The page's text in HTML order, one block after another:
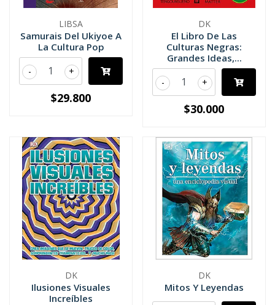
LIBSA
Samurais Del Ukiyoe A
La Cultura Pop
+
-
$29.800
DK
El Libro De Las
Culturas Negras:
Grandes Ideas,...
+
-
$30.000
DK
Ilusiones Visuales
Increíbles
DK
Mitos Y Leyendas